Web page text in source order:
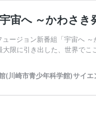
宙へ ～かわさ
ージョン新番組「宇宙へ
大限に引き出した、世界で
(川崎市青少年科学館)サイエ